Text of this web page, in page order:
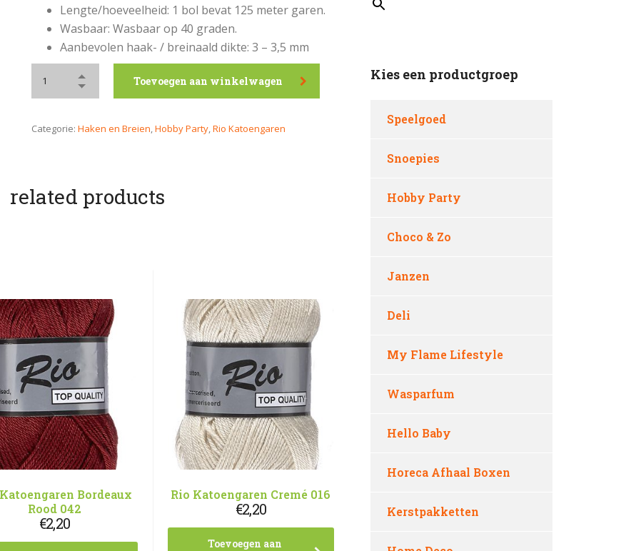
Lengte/hoeveelheid: 1 bol bevat 125 meter garen.
Wasbaar: Wasbaar op 40 graden.
Aanbevolen haak- / breinaald dikte: 3 – 3,5 mm
Toevoegen aan winkelwagen
Categorie: Haken en Breien,Hobby Party,Rio Katoengaren
related products
Bordeaux
Rood 042
€2,20
Rio Katoengaren Cremé 016
€2,20
Toevoegen aan
Kies een productgroep
Speelgoed
Snoepies
Hobby Party
Choco & Zo
Janzen
Deli
My Flame Lifestyle
Wasparfum
Hello Baby
Horeca Afhaal Boxen
Kerstpakketten